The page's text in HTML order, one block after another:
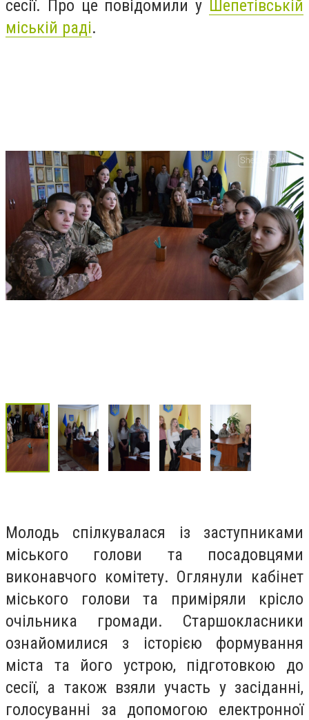
сесії. Про це повідомили у Шепетівській
міській раді.
Молодь спілкувалася із заступниками
міського голови та посадовцями
виконавчого комітету. Оглянули кабінет
міського голови та приміряли крісло
очільника громади. Старшокласники
ознайомилися з історією формування
міста та його устрою, підготовкою до
сесії, а також взяли участь у засіданні,
голосуванні за допомогою електронної